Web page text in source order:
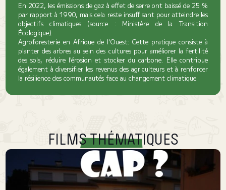
En 2022, les émissions de gaz à effet de serre ont baissé de 25 %
par rapport à 1990, mais cela reste insuffisant pour atteindre les
objectifs climatiques (source : Ministère de la Transition
Écologique).
Agroforesterie en Afrique de l'Ouest: Cette pratique consiste à
planter des arbres au sein des cultures pour améliorer la fertilité
des sols, réduire l'érosion et stocker du carbone. Elle contribue
également à diversifier les revenus des agriculteurs et à renforcer
la résilience des communautés face au changement climatique.
FILMS THÉMATIQUES
Pas cap ?